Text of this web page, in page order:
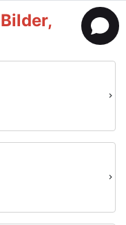
keyboard_arrow_right
keyboard_arrow_right